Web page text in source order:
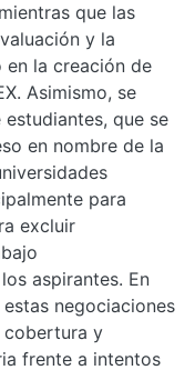
que las
y la
en la creación de
Asimismo, se
que se
en nombre de la
para
excluir
aspirantes. En
negociaciones
cobertura y
frente a intentos